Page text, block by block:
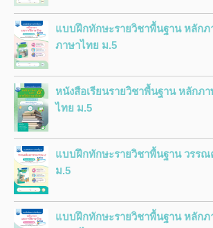
แบบฝึกทักษะรายวิชาพื้นฐาน หลักภ
ภาษาไทย ม.5
หนังสือเรียนรายวิชาพื้นฐาน หลักภ
ไทย ม.5
แบบฝึกทักษะรายวิชาพื้นฐาน วรร
ม.5
แบบฝึกทักษะรายวิชาพื้นฐาน หลักภ